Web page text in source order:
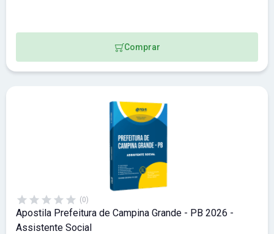
Comprar
(0)
Apostila Prefeitura de Campina Grande - PB 2026 -
Assistente Social